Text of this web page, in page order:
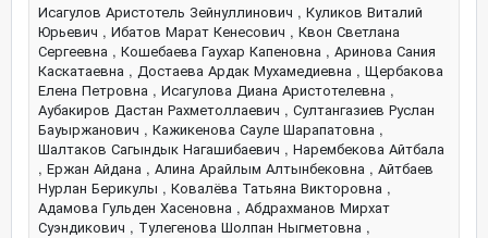
Исагулов Аристотель Зейнуллинович , Куликов Виталий
Юрьевич , Ибатов Марат Кенесович , Квон Светлана
Сергеевна , Кошебаева Гаухар Капеновна , Аринова Сания
Каскатаевна , Достаева Ардак Мухамедиевна , Щербакова
Елена Петровна , Исагулова Диана Аристотелевна ,
Аубакиров Дастан Рахметоллаевич , Султангазиев Руслан
Бауыржанович , Кажикенова Сауле Шарапатовна ,
Шалтаков Сагындык Нагашибаевич , Нарембекова Айтбала
, Ержан Айдана , Алина Арайлым Алтынбековна , Айтбаев
Нурлан Берикулы , Ковалёва Татьяна Викторовна ,
Адамова Гульден Хасеновна , Абдрахманов Мирхат
Суэндикович , Тулегенова Шолпан Ныгметовна ,